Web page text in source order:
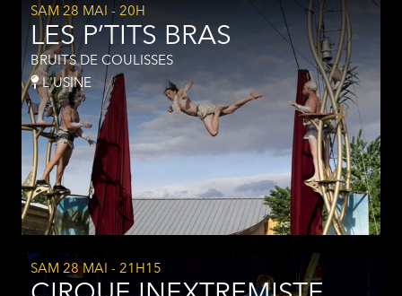
SAM 28 MAI - 20H
LES P’TITS BRAS
BRUITS DE COULISSES
L'USINE
SAM 28 MAI - 21H15